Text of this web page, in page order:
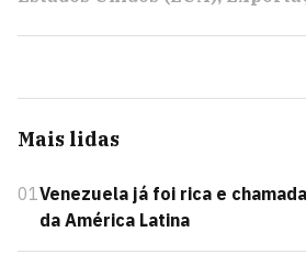
Mais lidas
01Venezuela já foi rica e
da América Latina